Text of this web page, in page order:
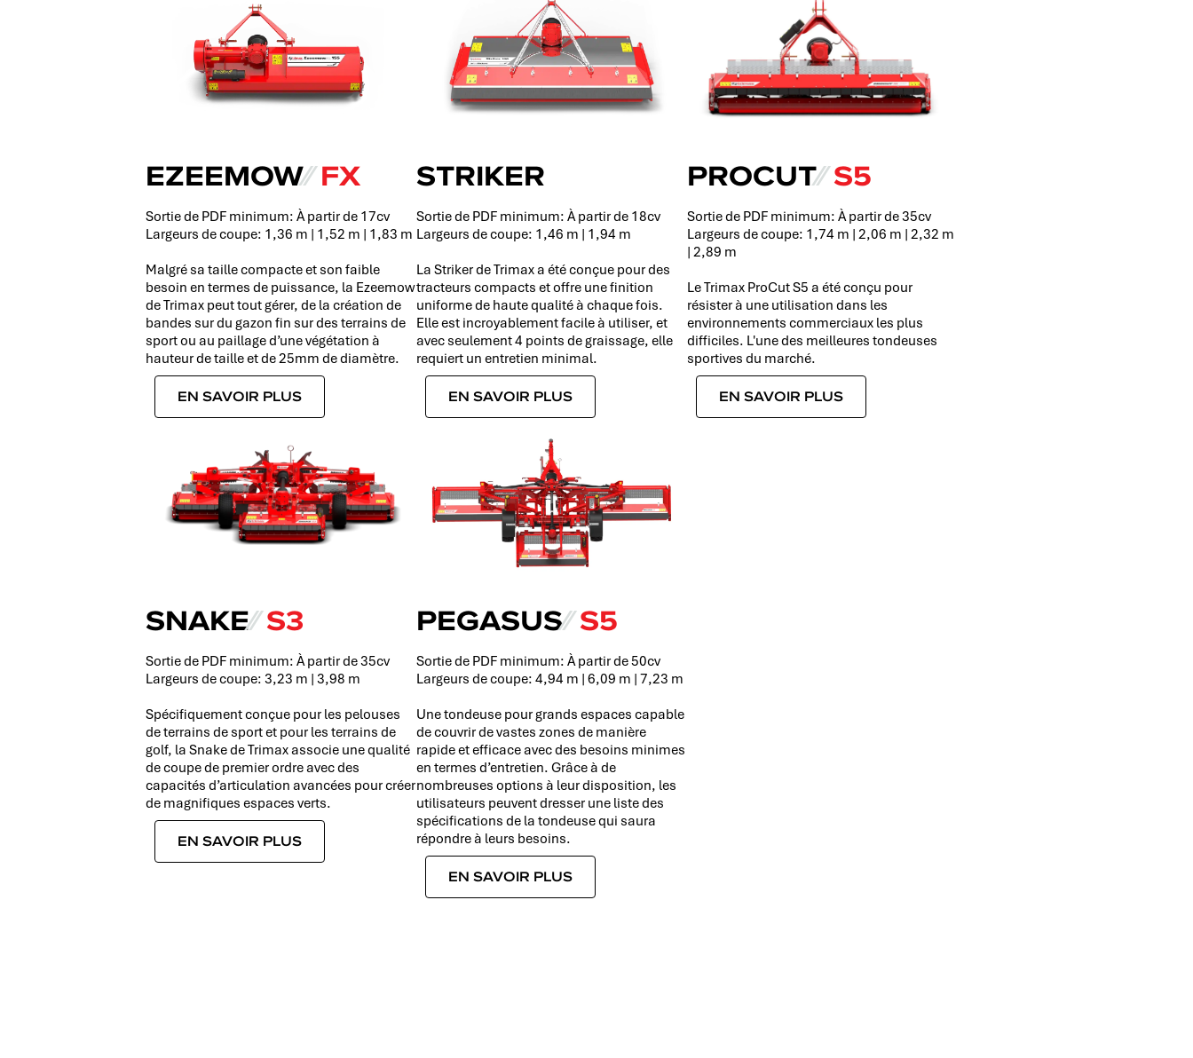
EZEEMOW⁄⁄ FX
Sortie de PDF minimum: À partir de 17cv
Largeurs de coupe: 1,36 m | 1,52 m | 1,83 m
Malgré sa taille compacte et son faible
besoin en termes de puissance, la Ezeemow
de Trimax peut tout gérer, de la création de
bandes sur du gazon fin sur des terrains de
sport ou au paillage d’une végétation à
hauteur de taille et de 25mm de diamètre.
EN SAVOIR PLUS
STRIKER
Sortie de PDF minimum: À partir de 18cv
Largeurs de coupe: 1,46 m | 1,94 m
La Striker de Trimax a été conçue pour des
tracteurs compacts et offre une finition
uniforme de haute qualité à chaque fois.
Elle est incroyablement facile à utiliser, et
avec seulement 4 points de graissage, elle
requiert un entretien minimal.
EN SAVOIR PLUS
PROCUT⁄⁄ S5
Sortie de PDF minimum: À partir de 35cv
Largeurs de coupe: 1,74 m | 2,06 m | 2,32 m
| 2,89 m
Le Trimax ProCut S5 a été conçu pour
résister à une utilisation dans les
environnements commerciaux les plus
difficiles. L'une des meilleures tondeuses
sportives du marché.
EN SAVOIR PLUS
SNAKE⁄⁄ S3
Sortie de PDF minimum: À partir de 35cv
Largeurs de coupe: 3,23 m | 3,98 m
Spécifiquement conçue pour les pelouses
de terrains de sport et pour les terrains de
golf, la Snake de Trimax associe une qualité
de coupe de premier ordre avec des
capacités d’articulation avancées pour créer
de magnifiques espaces verts.
EN SAVOIR PLUS
PEGASUS⁄⁄ S5
Sortie de PDF minimum: À partir de 50cv
Largeurs de coupe: 4,94 m | 6,09 m | 7,23 m
Une tondeuse pour grands espaces capable
de couvrir de vastes zones de manière
rapide et efficace avec des besoins minimes
en termes d’entretien. Grâce à de
nombreuses options à leur disposition, les
utilisateurs peuvent dresser une liste des
spécifications de la tondeuse qui saura
répondre à leurs besoins.
EN SAVOIR PLUS